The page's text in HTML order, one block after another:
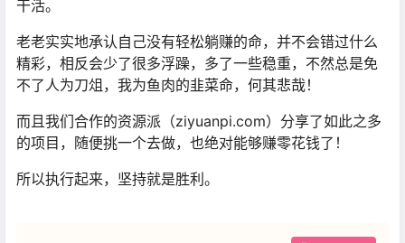
干活。
老老实实地承认自己没有轻松躺赚的命，并不会错过什么
精彩，相反会少了很多浮躁，多了一些稳重，不然总是免
不了人为刀俎，我为鱼肉的韭菜命，何其悲哉！
而且我们合作的资源派（ziyuanpi.com）分享了如此之多
的项目，随便挑一个去做，也绝对能够赚零花钱了！
所以执行起来，坚持就是胜利。